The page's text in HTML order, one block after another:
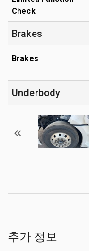
Check
Brakes
Brakes
Underbody
추가 정보